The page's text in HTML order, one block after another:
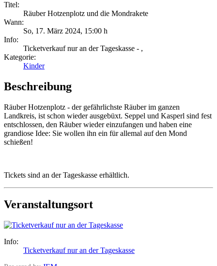
Titel:
Räuber Hotzenplotz und die Mondrakete
Wann:
So, 17. März 2024, 15:00 h
Info:
Ticketverkauf nur an der Tageskasse - ,
Kategorie:
Kinder
Beschreibung
Räuber Hotzenplotz - der gefährlichste Räuber im ganzen
Landkreis, ist schon wieder ausgebüxt. Seppel und Kasperl sind fest
entschlossen, den Räuber wieder einzufangen und haben eine
grandiose Idee: Sie wollen ihn ein für allemal auf den Mond
schießen!
Tickets sind an der Tageskasse erhältlich.
Veranstaltungsort
Info:
Ticketverkauf nur an der Tageskasse